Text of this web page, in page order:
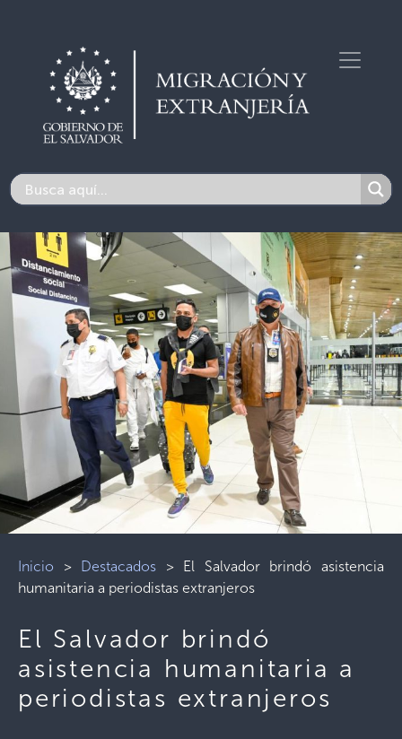
Inicio > Destacados > El Salvador brindó asistencia
humanitaria a periodistas extranjeros
El Salvador brindó
asistencia humanitaria a
periodistas extranjeros